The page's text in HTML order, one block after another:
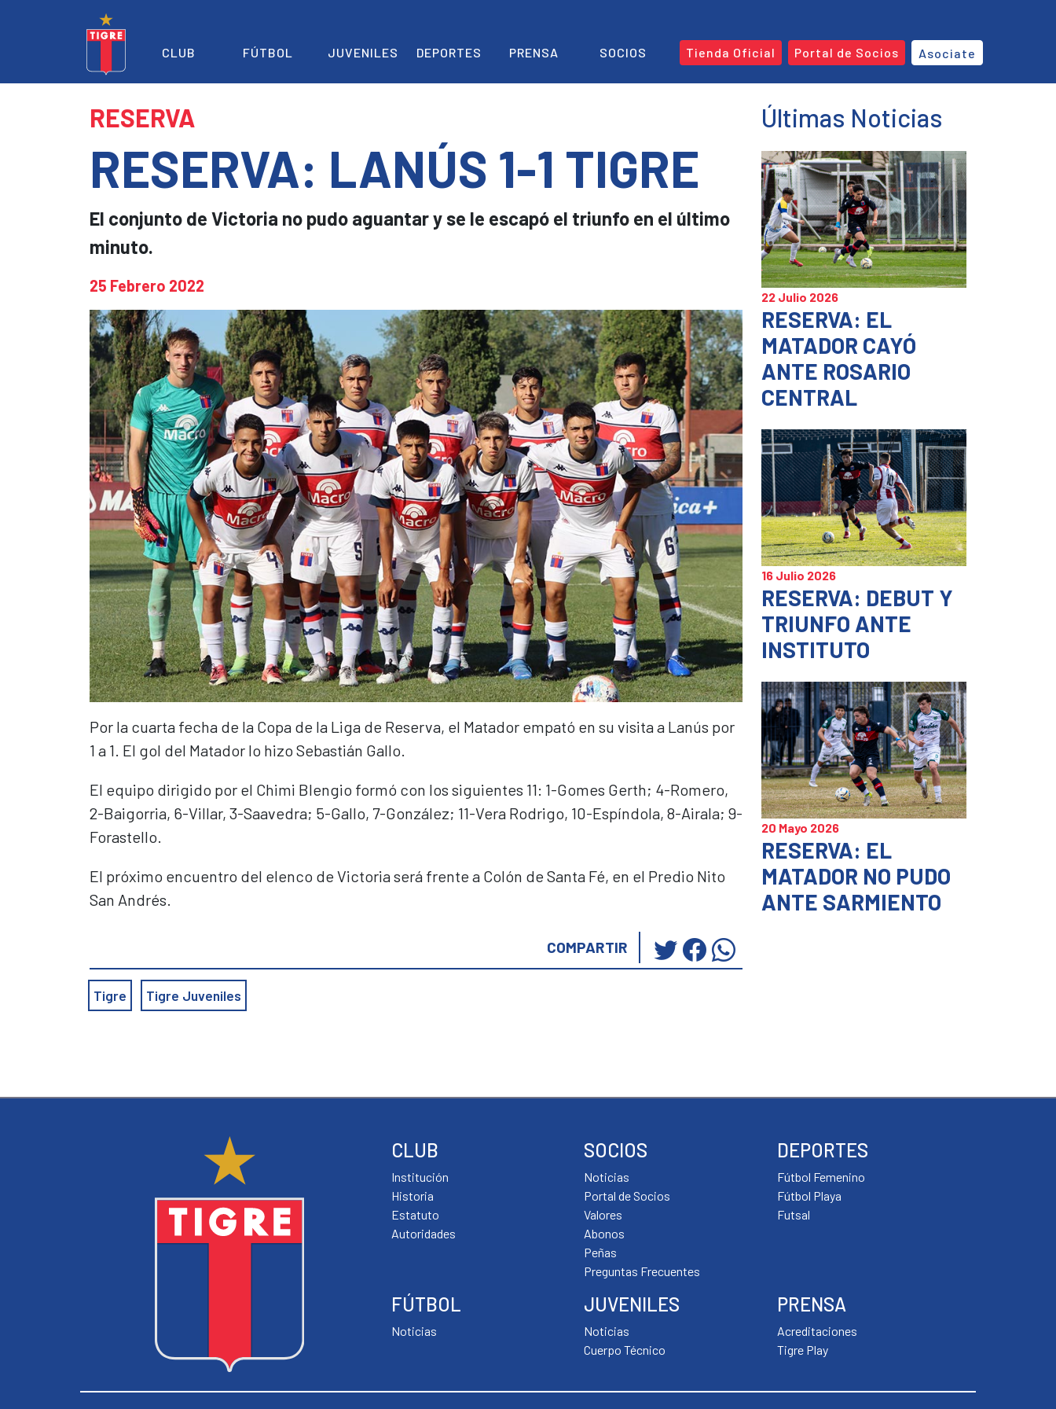
CLUB FÚTBOL JUVENILES DEPORTES PRENSA SOCIOS Tienda Oficial Portal de Socios Asociate
RESERVA
RESERVA: LANÚS 1-1 TIGRE
El conjunto de Victoria no pudo aguantar y se le escapó el triunfo en el último
minuto.
25 Febrero 2022
Por la cuarta fecha de la Copa de la Liga de Reserva, el Matador empató en su visita a Lanús por
1 a 1. El gol del Matador lo hizo Sebastián Gallo.
El equipo dirigido por el Chimi Blengio formó con los siguientes 11: 1-Gomes Gerth; 4-Romero,
2-Baigorria, 6-Villar, 3-Saavedra; 5-Gallo, 7-González; 11-Vera Rodrigo, 10-Espíndola, 8-Airala; 9-
Forastello.
El próximo encuentro del elenco de Victoria será frente a Colón de Santa Fé, en el Predio Nito
San Andrés.
COMPARTIR
Haz
clic
en
Haz
clic
en
clic
en
nueva)
Tigre Tigre Juveniles
Últimas Noticias
22 Julio 2026
RESERVA: EL
MATADOR CAYÓ
ANTE ROSARIO
CENTRAL
16 Julio 2026
RESERVA: DEBUT Y
TRIUNFO ANTE
INSTITUTO
20 Mayo 2026
RESERVA: EL
MATADOR NO PUDO
ANTE SARMIENTO
CLUB
Institución
Historia
Estatuto
Autoridades
FÚTBOL
Noticias
DEPORTES
Fútbol Femenino
Fútbol Playa
Futsal
JUVENILES
Noticias
Cuerpo Técnico
PRENSA
Acreditaciones
Tigre Play
SOCIOS
Noticias
Portal de Socios
Valores
Abonos
Peñas
Preguntas Frecuentes